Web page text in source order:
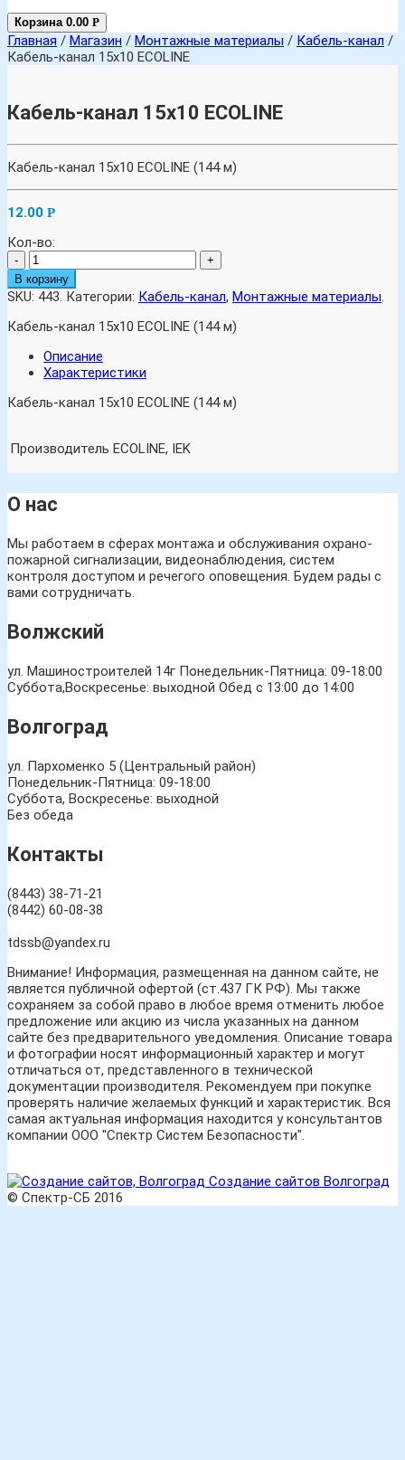
Корзина 0.00 Р
Главная / Магазин / Монтажные материалы / Кабель-канал /
Кабель-канал 15х10 ECOLINE
Кабель-канал 15х10 ECOLINE
Кабель-канал 15х10 ECOLINE (144 м)
12.00 Р
Кол-во:
-
+
В корзину
SKU: 443. Категории: Кабель-канал, Монтажные материалы.
Кабель-канал 15х10 ECOLINE (144 м)
Описание
Характеристики
Кабель-канал 15х10 ECOLINE (144 м)
Производитель ECOLINE, IEK
О нас
Мы работаем в сферах монтажа и обслуживания охрано-
пожарной сигнализации, видеонаблюдения, систем
контроля доступом и речегого оповещения. Будем рады с
вами сотрудничать.
Волжский
ул. Машиностроителей 14г Понедельник-Пятница: 09-18:00
Суббота,Воскресенье: выходной Обед с 13:00 до 14:00
Волгоград
ул. Пархоменко 5 (Центральный район)
Понедельник-Пятница: 09-18:00
Суббота, Воскресенье: выходной
Без обеда
Контакты
(8443) 38-71-21
(8442) 60-08-38
tdssb@yandex.ru
Внимание! Информация, размещенная на данном сайте, не
является публичной офертой (ст.437 ГК РФ). Мы также
сохраняем за собой право в любое время отменить любое
предложение или акцию из числа указанных на данном
сайте без предварительного уведомления. Описание товара
и фотографии носят информационный характер и могут
отличаться от, представленного в технической
документации производителя. Рекомендуем при покупке
проверять наличие желаемых функций и характеристик. Вся
самая актуальная информация находится у консультантов
компании ООО "Спектр Систем Безопасности".
Создание сайтов Волгоград
© Спектр-СБ 2016